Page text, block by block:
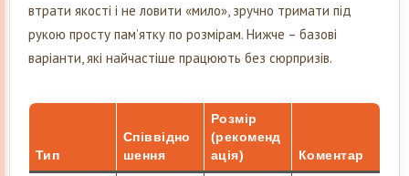
втрати якості і не ловити «мило», зручно тримати під
рукою просту пам’ятку по розмірам. Нижче – базові
варіанти, які найчастіше працюють без сюрпризів.
Тип
Співвідно
шення
Розмір
(рекоменд
ація)
Коментар